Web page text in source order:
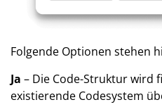
Folgende Optionen stehen
Ja – Die Code-Struktur wird
existierende Codesystem